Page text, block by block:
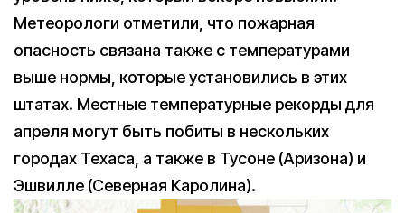
Метеорологи отметили, что пожарная
опасность связана также с температурами
выше нормы, которые установились в этих
штатах. Местные температурные рекорды для
апреля могут быть побиты в нескольких
городах Техаса, а также в Тусоне (Аризона) и
Эшвилле (Северная Каролина).